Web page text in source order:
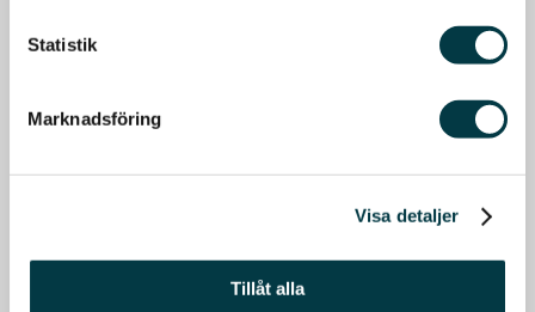
Statistik
Marknadsföring
Visa detaljer
Tillåt alla